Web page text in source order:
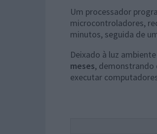
Um processador
microcontroladores,
minutos, seguida de
Deixado à luz
meses, demonstrando
executar